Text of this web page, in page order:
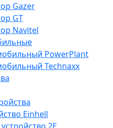
Gazer
GT
Navitel
PowerPlant
Technaxx
Einhell